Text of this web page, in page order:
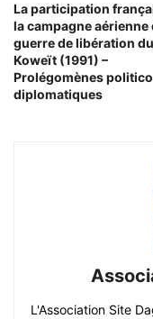
La participation
la campagne aérienne
guerre de libération du
Koweït (1991) –
Prolégomènes
diplomatiques
L'Association Site